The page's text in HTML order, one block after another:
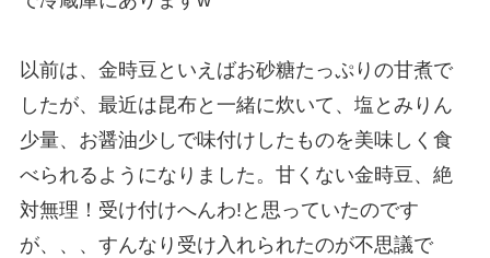
以前は、金時豆といえばお砂糖たっぷりの甘煮で
したが、最近は昆布と一緒に炊いて、塩とみりん
少量、お醤油少しで味付けしたものを美味しく食
べられるようになりました。甘くない金時豆、絶
対無理！受け付けへんわ!と思っていたのです
が、、、すんなり受け入れられたのが不思議で